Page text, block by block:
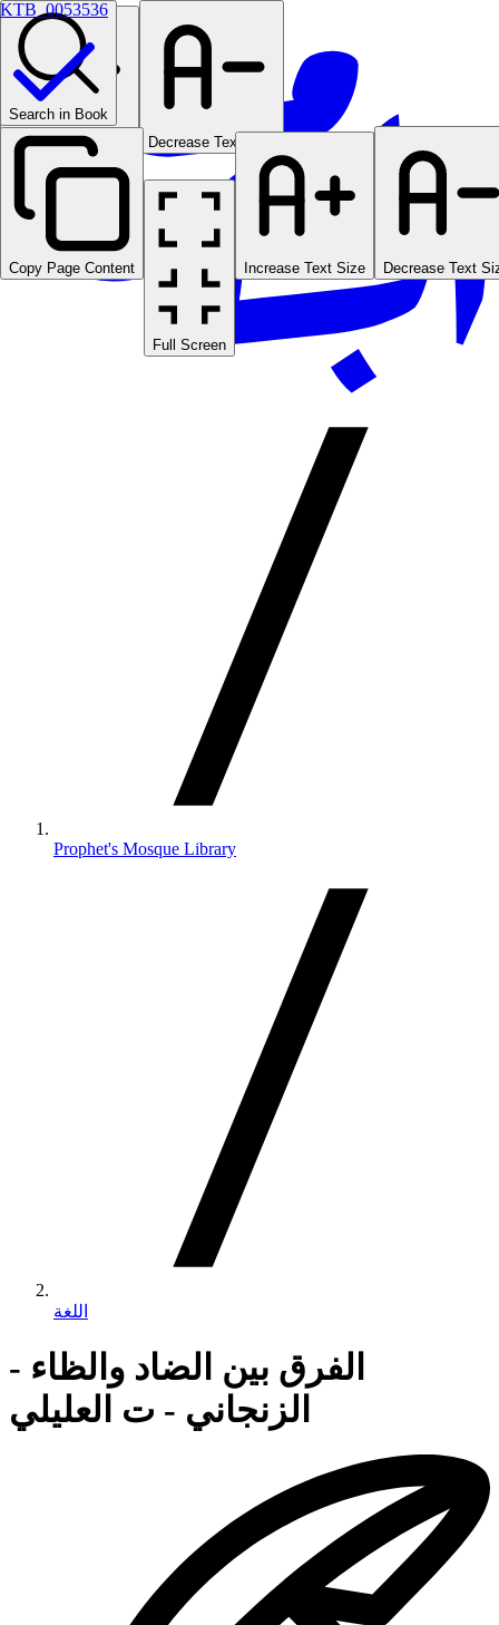
Prophet's Mosque Library
اللغة
الفرق بين الضاد والظاء -
الزنجاني - ت العليلي
Increase Text Size Decrease Text Size
Search in Book
Copy Page Content
Full Screen
Increase Text Size Decrease Text
KTB_0053536